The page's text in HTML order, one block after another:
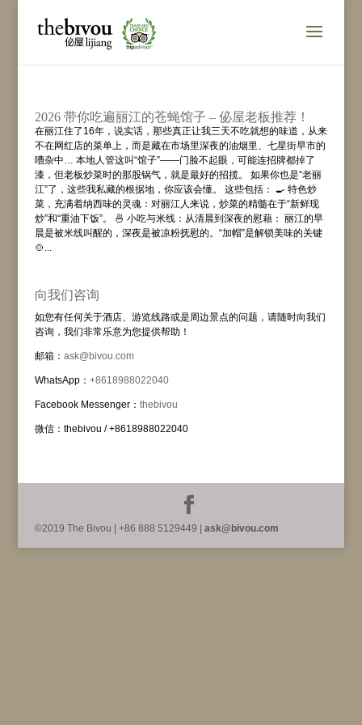
2026 带你吃遍丽江的苍蝇馆子 – 佖屋老板推荐！
在丽江住了16年，说实话，那些真正让我三天不吃就想的味道，从来
不在网红店的菜单上，而是藏在市场里深夜的油烟里、七星街早市的
嘈杂中… 本地人管这叫“馆子”——门脸不起眼，可能连招牌都掉了
漆，但老板炒菜时的那股锅气，就是最好的招揽。 如果你也是“老丽
江”了，这些我私藏的根据地，你应该会懂。 这些包括： 🍳 特色炒
菜，充满着纳西味的灵魂：对丽江人来说，炒菜的精髓在于“新鲜现
炒”和“重油下饭”。 🍜 小吃与米线：从清晨到深夜的慰藉： 丽江的早
晨是被米线叫醒的，深夜是被凉粉抚慰的。“加帽”是解锁美味的关键
🍲...
向我们咨询
如您有任何关于酒店、游览线路或是周边景点的问题，请随时向我们
咨询，我们非常乐意为您提供帮助！
邮箱： ask@bivou.com
WhatsApp： +8618988022040
Facebook Messenger： thebivou
微信：thebivou / +8618988022040
©2019 The Bivou | +86 888 5129449 | ask@bivou.com